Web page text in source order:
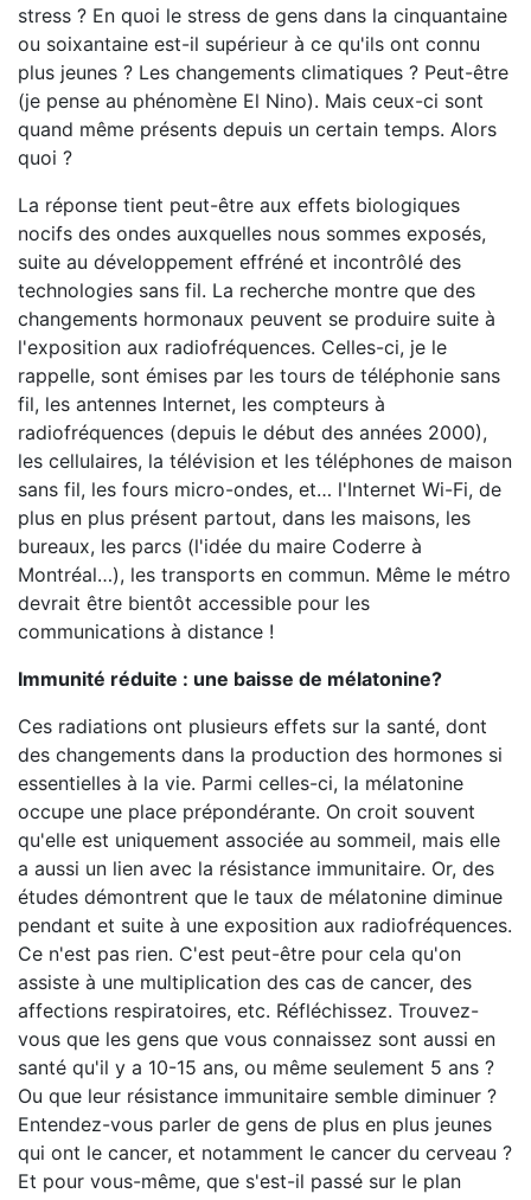
stress ? En quoi le stress de gens dans la cinquantaine
ou soixantaine est-il supérieur à ce qu'ils ont connu
plus jeunes ? Les changements climatiques ? Peut-être
(je pense au phénomène El Nino). Mais ceux-ci sont
quand même présents depuis un certain temps. Alors
quoi ?
La réponse tient peut-être aux effets biologiques
nocifs des ondes auxquelles nous sommes exposés,
suite au développement effréné et incontrôlé des
technologies sans fil. La recherche montre que des
changements hormonaux peuvent se produire suite à
l'exposition aux radiofréquences. Celles-ci, je le
rappelle, sont émises par les tours de téléphonie sans
fil, les antennes Internet, les compteurs à
radiofréquences (depuis le début des années 2000),
les cellulaires, la télévision et les téléphones de maison
sans fil, les fours micro-ondes, et… l'Internet Wi-Fi, de
plus en plus présent partout, dans les maisons, les
bureaux, les parcs (l'idée du maire Coderre à
Montréal…), les transports en commun. Même le métro
devrait être bientôt accessible pour les
communications à distance !
Immunité réduite : une baisse de mélatonine?
Ces radiations ont plusieurs effets sur la santé, dont
des changements dans la production des hormones si
essentielles à la vie. Parmi celles-ci, la mélatonine
occupe une place prépondérante. On croit souvent
qu'elle est uniquement associée au sommeil, mais elle
a aussi un lien avec la résistance immunitaire. Or, des
études démontrent que le taux de mélatonine diminue
pendant et suite à une exposition aux radiofréquences.
Ce n'est pas rien. C'est peut-être pour cela qu'on
assiste à une multiplication des cas de cancer, des
affections respiratoires, etc. Réfléchissez. Trouvez-
vous que les gens que vous connaissez sont aussi en
santé qu'il y a 10-15 ans, ou même seulement 5 ans ?
Ou que leur résistance immunitaire semble diminuer ?
Entendez-vous parler de gens de plus en plus jeunes
qui ont le cancer, et notamment le cancer du cerveau ?
Et pour vous-même, que s'est-il passé sur le plan